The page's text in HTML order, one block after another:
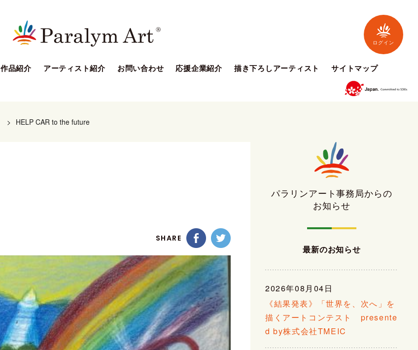
作品紹介 アーティスト紹介 お問い合わせ 応援企業紹介 描き下ろしアーティスト サイトマップ
ログイン
> HELP CAR to the future
SHARE
パラリンアート事務局からの
お知らせ
最新のお知らせ
2026年08月04日
《結果発表》「世界を、次へ」を
描くアートコンテスト presente
d by株式会社TMEIC